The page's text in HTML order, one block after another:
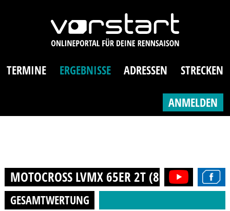
TERMINE ERGEBNISSE ADRESSEN STRECKEN
ANMELDEN
MOTOCROSS LVMX 65ER 2T (8-12J.) 2024
GESAMTWERTUNG